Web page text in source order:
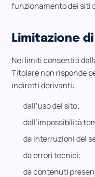
funzionamento dei siti
Limitazione
Nei limiti consentiti
Titolare non risponde
indiretti derivanti:
dall’uso del sito;
dall’impossibilità
da interruzioni del
da errori tecnici;
da contenuti